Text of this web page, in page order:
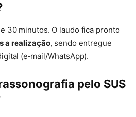
30 minutos. O laudo fica pronto
a realização, sendo entregue
(e‑mail/WhatsApp).
pelo SUS